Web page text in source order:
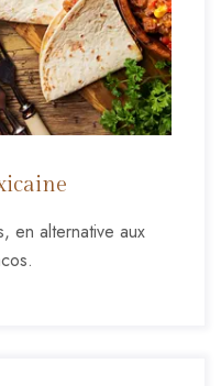
en alternative aux